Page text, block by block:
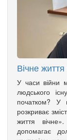
Вічне
У часи війни
людського
початком? У
розкриває
життя
допомагає